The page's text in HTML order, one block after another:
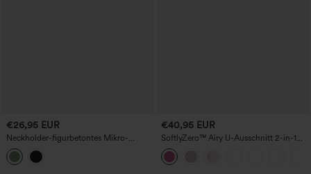
€26,95 EUR
Neckholder-figurbetontes Mikro-
Minikleid
€40,95 EUR
SoftlyZero™ Airy U-Ausschnitt 2-in-1
Mini-Kleid mit Taschen, Cool-Touch,
Tanz- und Sportkleid, Cups DD–F —
Easy Peezy